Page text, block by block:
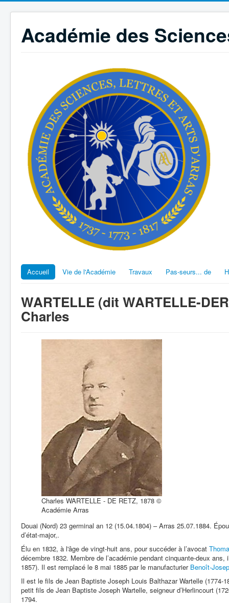
Académie des
Accueil Vie de l'Académie Travaux Pas-seurs... de
WARTELLE (dit WARTELLE-
Charles
Charles WARTELLE - DE RETZ, 1878 ©
Académie Arras
Douai (Nord) 23 germinal an 12 (15.04.1804) – Arras 25.07.1884.
d’état-major,.
Élu en 1832, à l'âge de vingt-huit ans, pour succéder à l’avocat
décembre 1832. Membre de l’académie pendant cinquante-deux
1857). Il est remplacé le 8 mai 1885 par le manufacturier Benoît-
Il est le fils de Jean Baptiste Joseph Louis Balthazar Wartelle (1774-
petit fils de Jean Baptiste Joseph Wartelle, seigneur d’Herlincourt
1794.